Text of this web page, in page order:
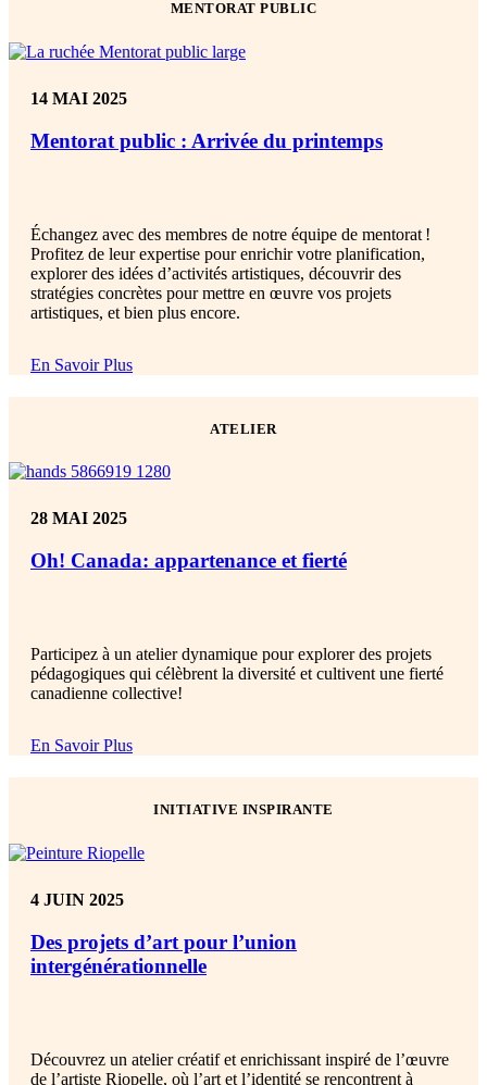
MENTORAT PUBLIC
14 MAI 2025
Mentorat public : Arrivée du printemps
Échangez avec des membres de notre équipe de mentorat !
Profitez de leur expertise pour enrichir votre planification,
explorer des idées d’activités artistiques, découvrir des
stratégies concrètes pour mettre en œuvre vos projets
artistiques, et bien plus encore.
En Savoir Plus
ATELIER
28 MAI 2025
Oh! Canada: appartenance et fierté
Participez à un atelier dynamique pour explorer des projets
pédagogiques qui célèbrent la diversité et cultivent une fierté
canadienne collective!
En Savoir Plus
INITIATIVE INSPIRANTE
4 JUIN 2025
Des projets d’art pour l’union
intergénérationnelle
Découvrez un atelier créatif et enrichissant inspiré de l’œuvre
de l’artiste Riopelle, où l’art et l’identité se rencontrent à